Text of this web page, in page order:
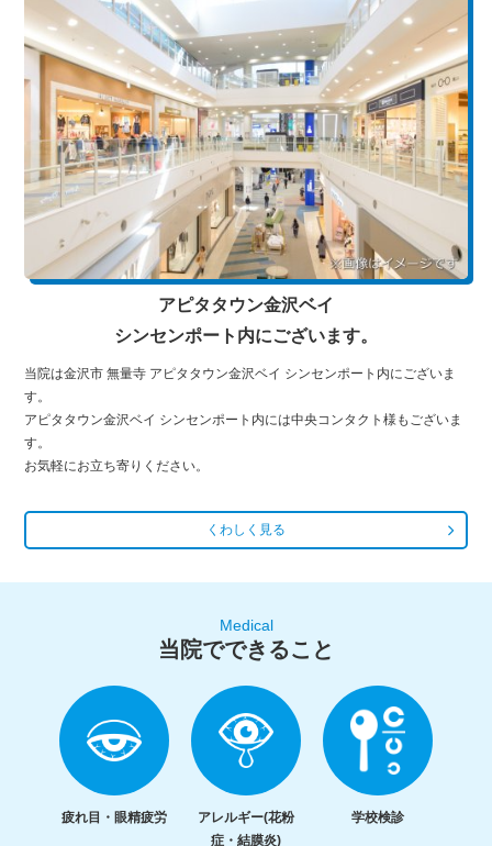
アピタタウン金沢ベイ
シンセンポート内にございます。
当院は金沢市 無量寺 アピタタウン金沢ベイ シンセンポート内にございま
す。
アピタタウン金沢ベイ シンセンポート内には中央コンタクト様もございま
す。
お気軽にお立ち寄りください。
くわしく見る
当院でできること
Medical
疲れ目・眼精疲労
アレルギー(花粉
症・結膜炎)
学校検診